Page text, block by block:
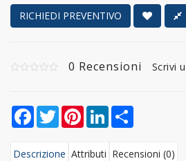
RICHIEDI PREVENTIVO
0 Recensioni Scrivi
Facebook
TwitterPinterestLinkedIn
Descrizione Attributi Recensioni (0)